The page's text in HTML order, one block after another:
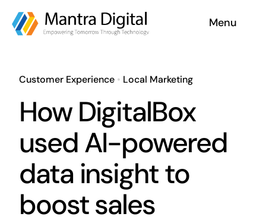
Skip
Menu
Why Us
Case Studies
About
Customer Experience• Local Marketing
How DigitalBox
used AI-powered
data insight to
boost sales